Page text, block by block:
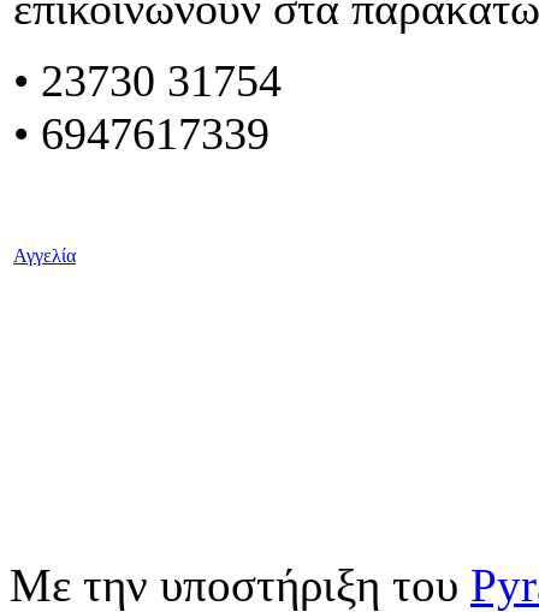
• 23730 31754
• 6947617339
Αγγελία
Με την υποστήριξη του